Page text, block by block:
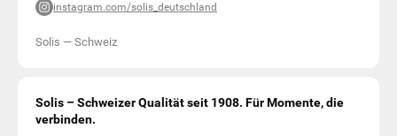
instagram.com/solis_deutschland
Solis — Schweiz
Solis – Schweizer Qualität seit 1908. Für Momente, die
verbinden.